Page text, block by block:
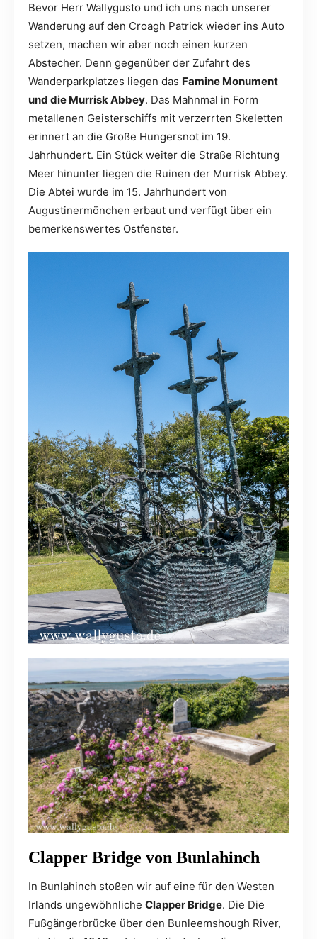
Bevor Herr Wallygusto und ich uns nach unserer
Wanderung auf den Croagh Patrick wieder ins Auto
setzen, machen wir aber noch einen kurzen
Abstecher. Denn gegenüber der Zufahrt des
Wanderparkplatzes liegen das Famine Monument
und die Murrisk Abbey. Das Mahnmal in Form
metallenen Geisterschiffs mit verzerrten Skeletten
erinnert an die Große Hungersnot im 19.
Jahrhundert. Ein Stück weiter die Straße Richtung
Meer hinunter liegen die Ruinen der Murrisk Abbey.
Die Abtei wurde im 15. Jahrhundert von
Augustinermönchen erbaut und verfügt über ein
bemerkenswertes Ostfenster.
Clapper Bridge von Bunlahinch
In Bunlahinch stoßen wir auf eine für den Westen
Irlands ungewöhnliche Clapper Bridge. Die Die
Fußgängerbrücke über den Bunleemshough River,